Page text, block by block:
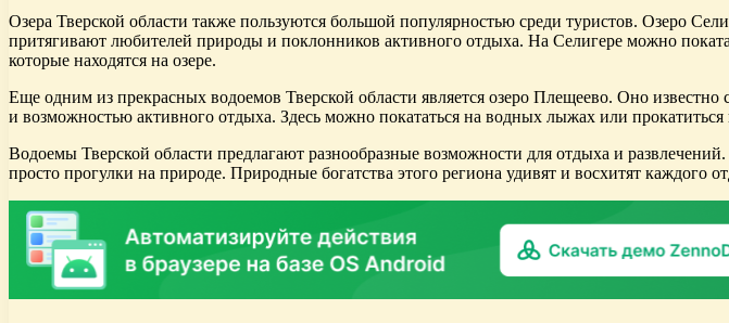
Озера Тверской области также пользуются большой популярностью среди туристов. Озеро
притягивают любителей природы и поклонников активного отдыха. На Селигере можно
которые находятся на озере.
Еще одним из прекрасных водоемов Тверской области является озеро Плещеево. Оно
и возможностью активного отдыха. Здесь можно покататься на водных лыжах или
Водоемы Тверской области предлагают разнообразные возможности для отдыха и
просто прогулки на природе. Природные богатства этого региона удивят и восхитят каждого